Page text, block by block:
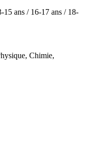
15 ans / 16-17 ans / 18-
Chimie,